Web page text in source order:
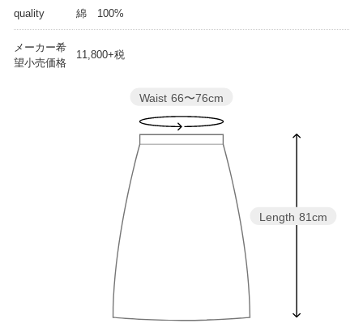
quality 綿 100%
メーカー希
望小売価格
11,800+税
Length 81cm
Waist 66〜76cm